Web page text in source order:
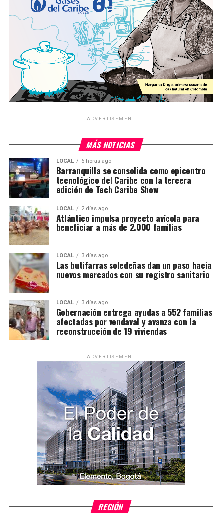
ADVERTISEMENT
MÁS NOTICIAS
LOCAL 6 horas ago
Barranquilla se consolida como epicentro
tecnológico del Caribe con la tercera
edición de Tech Caribe Show
LOCAL 2 días ago
Atlántico impulsa proyecto avícola para
beneficiar a más de 2.000 familias
LOCAL 3 días ago
Las butifarras soledeñas dan un paso hacia
nuevos mercados con su registro sanitario
LOCAL 3 días ago
Gobernación entrega ayudas a 552 familias
afectadas por vendaval y avanza con la
reconstrucción de 19 viviendas
ADVERTISEMENT
REGIÓN